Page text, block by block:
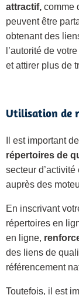
attractif, comme
peuvent être
obtenant des
l’autorité de
et attirer plus de
Utilisation de
Il est important
répertoires de
secteur
auprès des
En inscrivant
répertoires en
en ligne,
des liens de
référencement
Toutefois, il est